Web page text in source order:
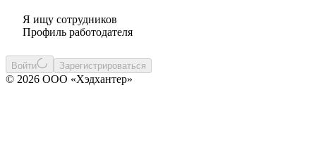
Я ищу сотрудников
Профиль работодателя
Войти Зарегистрироваться
© 2026 ООО «Хэдхантер»